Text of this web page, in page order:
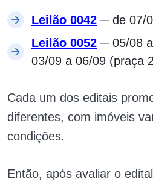
Leilão 0042 ─ de 07/
Leilão 0052 ─ 05/08
03/09 a 06/09 (praça
Cada um dos editais
diferentes, com imóveis
condições.
Então, após avaliar o